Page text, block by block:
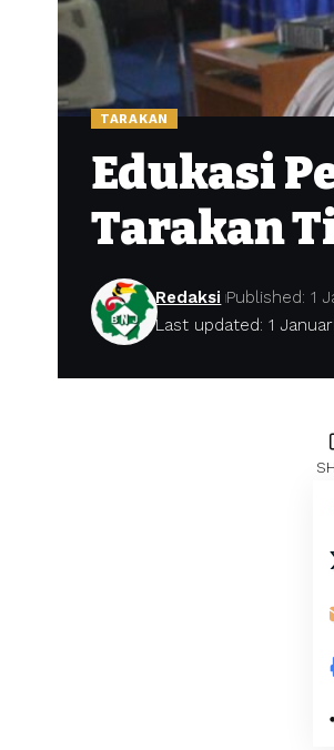
TARAKAN
Edukasi
Tarakan
Last updated: 1
Redaksi Published: 1